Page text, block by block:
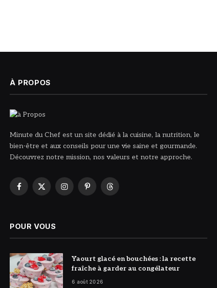
À PROPOS
Minute du Chef est un site dédié à la cuisine, la nutrition, le
bien-être et aux conseils pour une vie saine et gourmande.
Découvrez notre mission, nos valeurs et notre approche.
Facebook
X
InstagramPinterestThreads
POUR VOUS
© DR
Yaourt glacé en bouchées : la recette
fraîche à garder au congélateur
6 août 2026